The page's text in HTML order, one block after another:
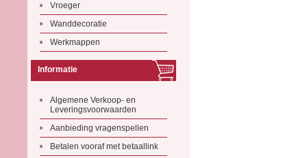
Vroeger
Wanddecoratie
Werkmappen
Informatie
Algemene Verkoop- en
Leveringsvoorwaarden
Aanbieding vragenspellen
Betalen vooraf met betaallink